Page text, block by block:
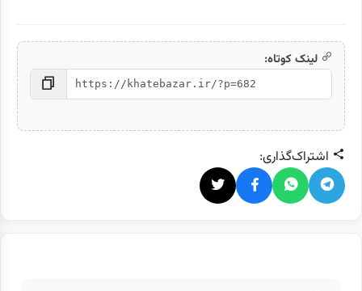
لینک کوتاه:
اشتراک‌گذاری: